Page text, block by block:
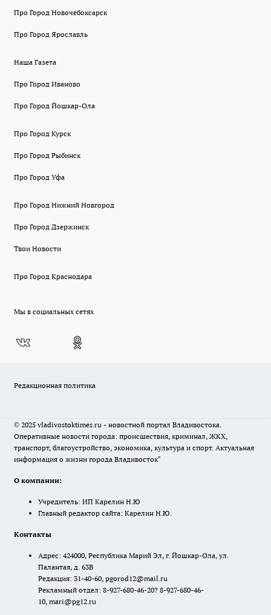
Про Город Новочебоксарск
Про Город Ярославль
Наша Газета
Про Город Иваново
Про Город Йошкар-Ола
Про Город Курск
Про Город Рыбинск
Про Город Уфа
Про Город Нижний Новгород
Про Город Дзержинск
Твои Новости
Про Город Краснодара
Мы в социальных сетях
Редакционная политика
© 2025 vladivostoktimes.ru - новостной портал Владивостока.
Оперативные новости города: происшествия, криминал, ЖКХ,
транспорт, благоустройство, экономика, культура и спорт. Актуальная
информация о жизни города Владивосток"
О компании:
Учредитель: ИП Карелин Н.Ю
Главный редактор сайта: Карелин Н.Ю.
Контакты
Адрес: 424000, Республика Марий Эл, г. Йошкар-Ола, ул.
Палантая, д. 63В
Редакция: 31-40-60, pgorod12@mail.ru
Рекламный отдел: 8-927-680-46-20? 8-927-680-46-
10, mari@pg12.ru